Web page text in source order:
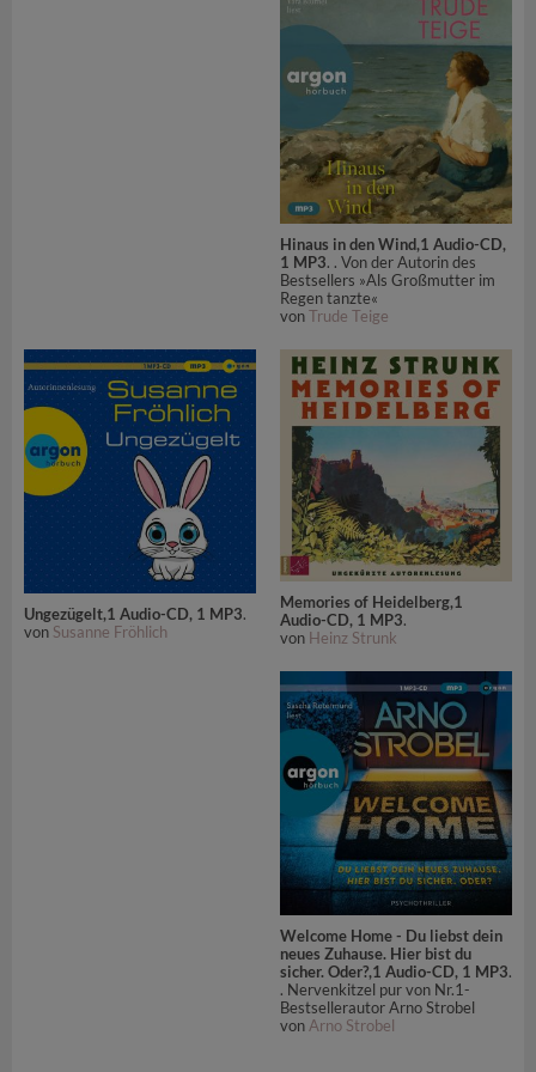
Hinaus in den Wind,1 Audio-CD,
1 MP3. . Von der Autorin des
Bestsellers »Als Großmutter im
Regen tanzte«
vonTrude Teige
Ungezügelt,1 Audio-CD, 1 MP3.
von Susanne Fröhlich
Memories of Heidelberg,1
Audio-CD, 1 MP3.
von Heinz Strunk
Welcome Home - Du liebst dein
neues Zuhause. Hier bist du
sicher. Oder?,1 Audio-CD, 1 MP3.
. Nervenkitzel pur von Nr.1-
Bestsellerautor Arno Strobel
von Arno Strobel